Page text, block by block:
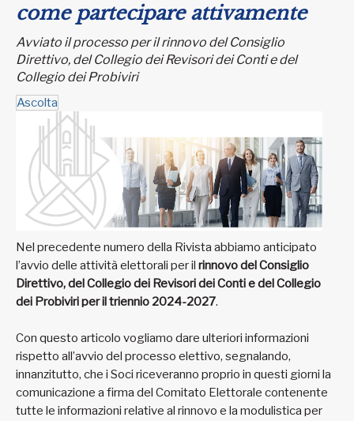
come partecipare attivamente
Avviato il processo per il rinnovo del Consiglio
Direttivo, del Collegio dei Revisori dei Conti e del
Collegio dei Probiviri
Ascolta
Nel precedente numero della Rivista abbiamo anticipato
l’avvio delle attività elettorali per il rinnovo del Consiglio
Direttivo, del Collegio dei Revisori dei Conti e del Collegio
dei Probiviriper il triennio 2024-2027.
Con questo articolo vogliamo dare ulteriori informazioni
rispetto all’avvio del processo elettivo, segnalando,
innanzitutto, che i Soci riceveranno proprio in questi giorni la
comunicazione a firma del Comitato Elettorale contenente
tutte le informazioni relative al rinnovo e la modulistica per